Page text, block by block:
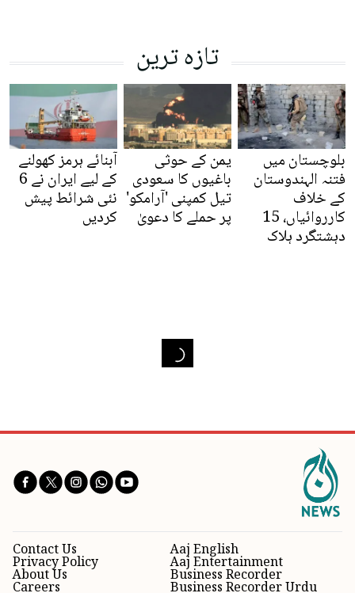
تازہ ترین
بلوچستان میں
فتنہ الہندوستان
کے خلاف
کارروائیاں، 15
دہشتگرد ہلاک
یمن کے حوثی
باغیوں کا سعودی
تیل کمپنی 'آرامکو'
پر حملے کا دعویٰ
آبنائے ہرمز کھولنے
کے لیے ایران نے 6
نئی شرائط پیش
کردیں
Aaj English
Aaj Entertainment
Business Recorder
Business Recorder Urdu
Contact Us
Privacy Policy
About Us
Careers